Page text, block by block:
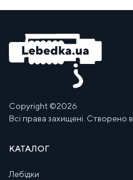
Copyright ©2026
Всі права захищені. Створено в
КАТАЛОГ
Лебідки